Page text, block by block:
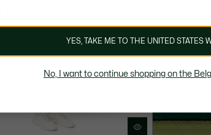
YES, TAKE ME TO THE UNITED STATES
No, I want to continue shopping on the